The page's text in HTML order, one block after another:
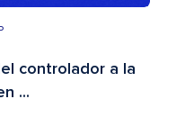
controlador a la
...